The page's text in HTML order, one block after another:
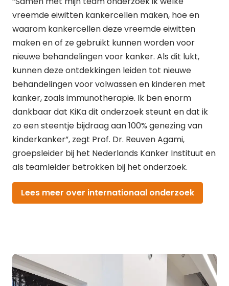
vreemde eiwitten kankercellen maken, hoe en
waarom kankercellen deze vreemde eiwitten
maken en of ze gebruikt kunnen worden voor
nieuwe behandelingen voor kanker. Als dit lukt,
kunnen deze ontdekkingen leiden tot nieuwe
behandelingen voor volwassen en kinderen met
kanker, zoals immunotherapie. Ik ben enorm
dankbaar dat KiKa dit onderzoek steunt en dat ik
zo een steentje bijdraag aan 100% genezing van
kinderkanker”, zegt Prof. Dr. Reuven Agami,
groepsleider bij het Nederlands Kanker Instituut en
als teamleider betrokken bij het onderzoek.
Lees meer over internationaal onderzoek